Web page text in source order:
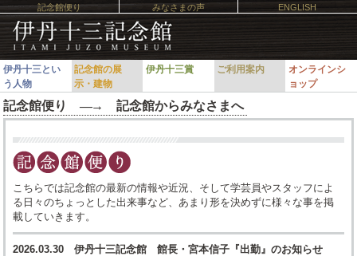
ENGLISH
記念館便り みなさまの声
伊丹十三とい
う人物
記念館の展
示・建物
伊丹十三賞 ご利用案内
オンラインシ
ョップ
記念館便り ―→ 記念館からみなさまへ
こちらでは記念館の最新の情報や近況、そして学芸員やスタッフによ
る日々のちょっとした出来事など、あまり形を決めずに様々な事を掲
載していきます。
2026.03.30伊丹十三記念館 館長・宮本信子『出勤』のお知らせ